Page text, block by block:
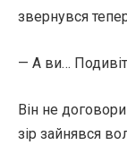
звернувся
— А ви…
Він не
зір зайнявся